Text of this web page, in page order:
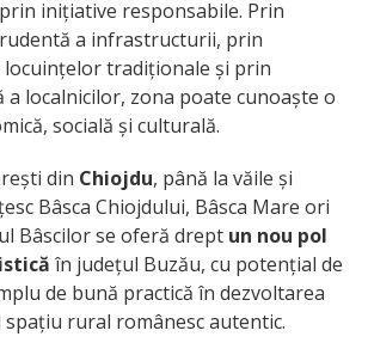
inițiative responsabile. Prin
a infrastructurii, prin
tradiționale și prin
a localnicilor, zona poate cunoaște o
socială și culturală.
din Chiojdu, până la văile și
Bâsca Chiojdului, Bâsca Mare ori
Bâscilor se oferă drept un nou pol
în județul Buzău, cu potențial de
de bună practică în dezvoltarea
rural românesc autentic.